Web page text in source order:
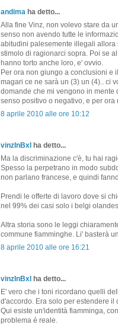
andima ha detto...
Alla fine Vinz, non volevo stare da
senso non avendo tutte le
abitudini palesemente illegali allora
stimolo di ragionarci sopra. Poi se
hanno torto anche loro, e' ovvio.
Per ora non giungo a conclusioni e
magari ce ne sarà un (3) un (4).. ci
domande che mi vengono in mente
senso positivo o negativo, e per ora
8 aprile 2010 alle ore 10:12
vinzInBxl ha detto...
Ma la discriminazione c'è, tu hai
Spesso la perpetrano in modo
non parlano francese, e quindi
Prendi le offerte di lavoro dove si
nel 99% dei casi solo i belgi
Altra storia sono le leggi
commune fiamminghe. Li' basterà
8 aprile 2010 alle ore 16:21
vinzInBxl ha detto...
E' vero che i toni ricordano quelli
d'accordo. Era solo per estendere il
Qui esiste un'identità fiamminga,
problema é reale.